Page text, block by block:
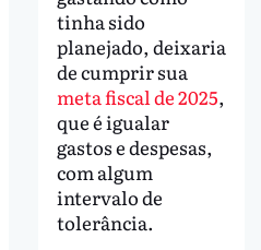
tinha sido
planejado, deixaria
de cumprir sua
meta fiscal de 2025,
que é igualar
gastos e despesas,
com algum
intervalo de
tolerância.